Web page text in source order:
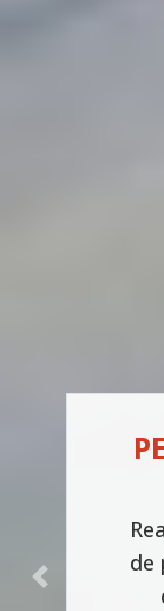
de
Previous